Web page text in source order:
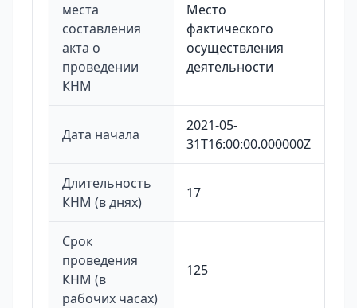
места
составления
акта о
проведении
КНМ
Место
фактического
осуществления
деятельности
Дата начала
2021-05-
31T16:00:00.000000Z
Длительность
КНМ (в днях)
17
Срок
проведения
КНМ (в
рабочих часах)
125